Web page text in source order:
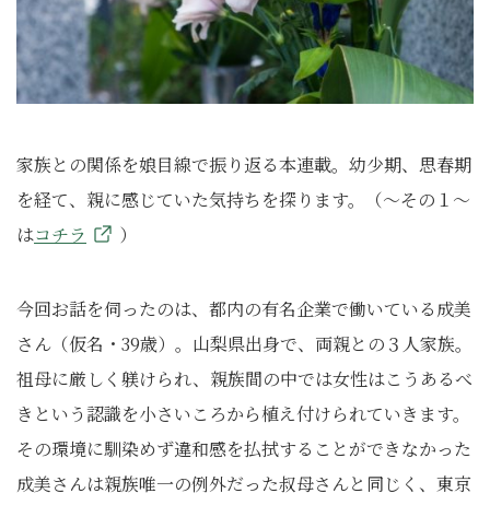
家族との関係を娘目線で振り返る本連載。幼少期、思春期
を経て、親に感じていた気持ちを探ります。（～その１～
はコチラ ）
今回お話を伺ったのは、都内の有名企業で働いている成美
さん（仮名・39歳）。山梨県出身で、両親との３人家族。
祖母に厳しく躾けられ、親族間の中では女性はこうあるべ
きという認識を小さいころから植え付けられていきます。
その環境に馴染めず違和感を払拭することができなかった
成美さんは親族唯一の例外だった叔母さんと同じく、東京